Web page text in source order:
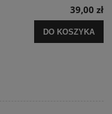
39,00 zł
DO KOSZYKA